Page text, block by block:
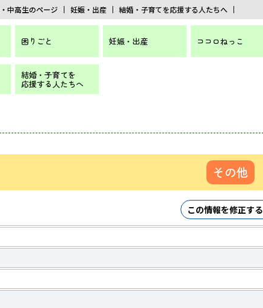
中高生のページ 妊娠・出産 結婚・子育てを応援する人たちへ
困りごと 妊娠・出産 ココロねっこ
結婚・子育てを
応援する人たちへ
その他
この情報を修正する